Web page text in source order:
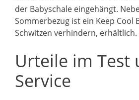
der Babyschale eingehängt.
Sommerbezug ist ein Keep Cool
Schwitzen verhindern, erhältlich.
Urteile im Test
Service